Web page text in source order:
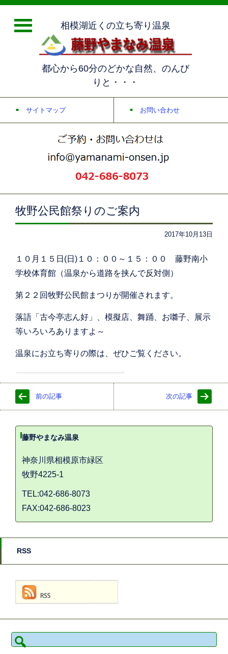
相模湖近くの立ち寄り温泉
都心から60分のどかな自然、のんび
りと・・・
サイトマップ お問い合わせ
牧野公民館祭りのご案内
2017年10月13日
１０月１５日(日)１０：００～１５：００ 藤野南小
学校体育館（温泉から道路を挟んで反対側）
第２２回牧野公民館まつりが開催されます。
落語「古今亭志ん好」、模擬店、舞踊、お囃子、展示
等いろいろありますよ～
温泉にお立ち寄りの際は、ぜひご覧ください。
前の記事 次の記事
藤野やまなみ温泉
神奈川県相模原市緑区
牧野4225-1
TEL:042-686-8073
FAX:042-686-8023
RSS
検
索: